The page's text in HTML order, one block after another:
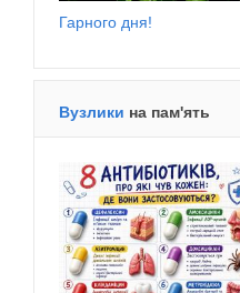
Гарного дня!
Вузлики на пам'ять